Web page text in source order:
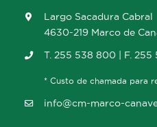
Largo Sacadura Cabral
4630-219 Marco de
T. 255 538 800 | F. 255
* Custo de chamada para
info@cm-marco-